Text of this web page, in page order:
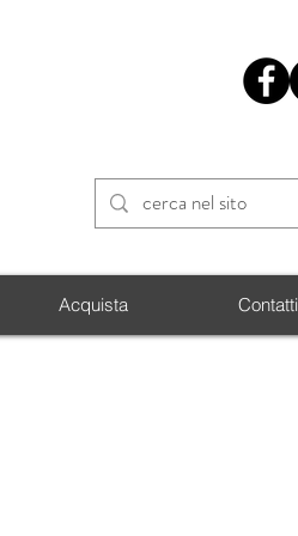
Acquista Contatti